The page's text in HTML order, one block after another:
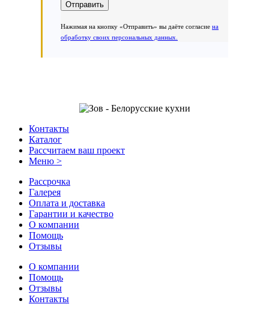
Нажимая на кнопку «Отправить» вы даёте согласие на
обработку своих персональных данных.
Контакты
Каталог
Рассчитаем ваш проект
Меню >
Рассрочка
Галерея
Оплата и доставка
Гарантии и качество
О компании
Помощь
Отзывы
О компании
Помощь
Отзывы
Контакты